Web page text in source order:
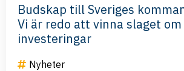
Budskap till Sveriges
Vi är redo att vinna slaget
investeringar
Nyheter